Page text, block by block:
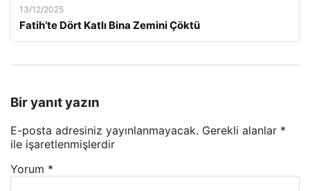
13/12/2025
Fatih’te Dört Katlı Bina Zemini Çöktü
Bir yanıt yazın
E-posta adresiniz yayınlanmayacak. Gerekli alanlar *
ile işaretlenmişlerdir
Yorum *